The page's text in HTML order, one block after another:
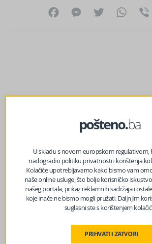
FacebookMessenger
Twitter
prethodni članak
Saša Matić: “Ne daj Bože da je opet
U skladu s novom europskom regulativom,
nadogradio politiku privatnosti i korištenja
Kolačiće upotrebljavamo kako bismo vam
naše online usluge, što bolje korisničko
našeg portala, prikaz reklamnih sadržaja i
koje inače ne bismo mogli pružati. Daljnjim
suglasni ste s korištenjem
PRIHVATI I ZATVORI